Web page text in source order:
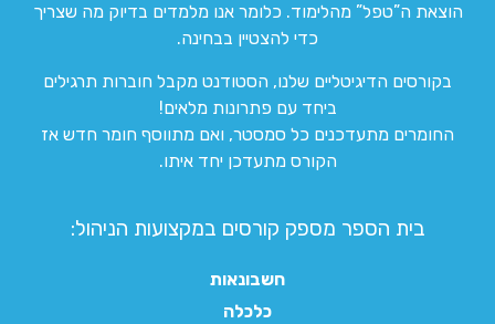
הוצאת ה”טפל” מהלימוד. כלומר אנו מלמדים בדיוק מה שצריך
כדי להצטיין בבחינה.
בקורסים הדיגיטליים שלנו, הסטודנט מקבל חוברות תרגילים
ביחד עם פתרונות מלאים!
החומרים מתעדכנים כל סמסטר, ואם מתווסף חומר חדש אז
הקורס מתעדכן יחד איתו.
בית הספר מספק קורסים במקצועות הניהול:
חשבונאות
כלכלה